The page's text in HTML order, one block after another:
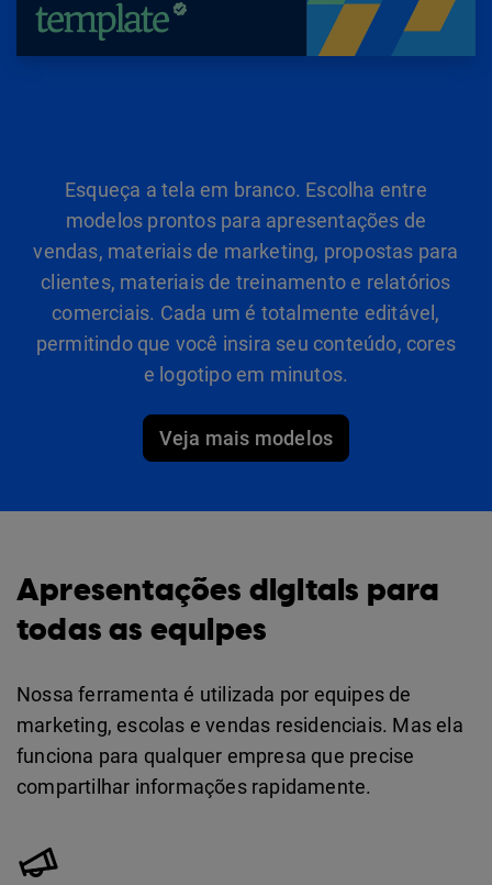
Esqueça a tela em branco. Escolha entre
modelos prontos para apresentações de
vendas, materiais de marketing, propostas para
clientes, materiais de treinamento e relatórios
comerciais. Cada um é totalmente editável,
permitindo que você insira seu conteúdo, cores
e logotipo em minutos.
Veja mais modelos
Apresentações digitais para
todas as equipes
Nossa ferramenta é utilizada por equipes de
marketing, escolas e vendas residenciais. Mas ela
funciona para qualquer empresa que precise
compartilhar informações rapidamente.